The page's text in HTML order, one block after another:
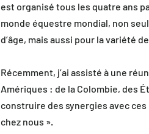
est organisé tous les quatre ans
monde équestre mondial, non
d’âge, mais aussi pour la variété
Récemment, j’ai assisté à une
Amériques : de la Colombie, des
construire des synergies avec
chez nous ».